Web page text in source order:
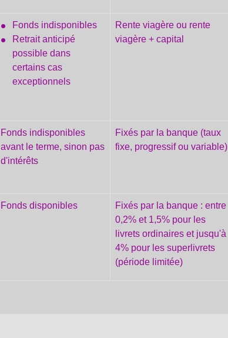
Fonds indisponibles
Retrait anticipé
possible dans
certains cas
exceptionnels
Rente viagère ou rente
viagère + capital
Fonds indisponibles
avant le terme, sinon pas
d'intérêts
Fixés par la banque (taux
fixe, progressif ou variable)
Fonds disponibles
Fixés par la banque : entre
0,2% et 1,5% pour les
livrets ordinaires et jusqu'à
4% pour les superlivrets
(période limitée)